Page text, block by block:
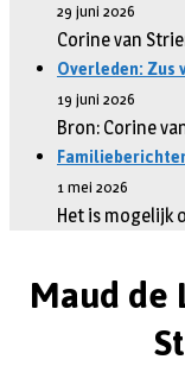
29 juni 2026
Corine van
Overleden: Zus
19 juni 2026
Bron: Corine
1 mei 2026
Het is mogelijk
Maud